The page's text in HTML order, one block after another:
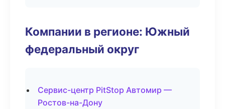
Компании в регионе: Южный
федеральный округ
Сервис-центр PitStop Автомир —
Ростов-на-Дону